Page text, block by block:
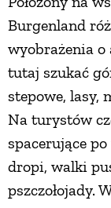
Burgenland
wyobrażenia
tutaj szukać
stepowe, lasy,
Na turystów
spacerujące
dropi, walki
pszczołojady.